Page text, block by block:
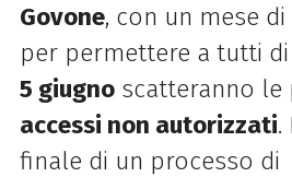
Govone, con un mese
per permettere a tutti di
5 giugnoscatteranno le
accessi non autorizzati.
finale di un processo di